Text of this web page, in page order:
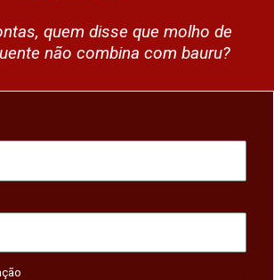
quem disse que molho de
não combina com bauru?